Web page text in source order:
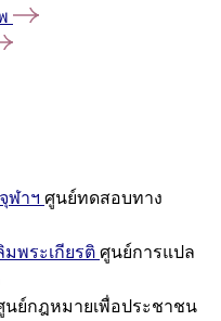
ฬาฯ ศูนย์ทดสอบทาง
พระเกียรติ ศูนย์การแปล
นย์กฎหมายเพื่อประชาชน